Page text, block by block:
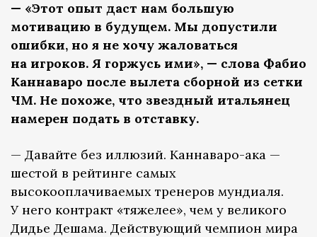
— «Этот опыт даст нам большую
мотивацию в будущем. Мы допустили
ошибки, но я не хочу жаловаться
на игроков. Я горжусь ими», — слова Фабио
Каннаваро после вылета сборной из сетки
ЧМ. Не похоже, что звездный итальянец
намерен подать в отставку.
— Давайте без иллюзий. Каннаваро-ака —
шестой в рейтинге самых
высокооплачиваемых тренеров мундиаля.
У него контракт «тяжелее», чем у великого
Дидье Дешама. Действующий чемпион мира